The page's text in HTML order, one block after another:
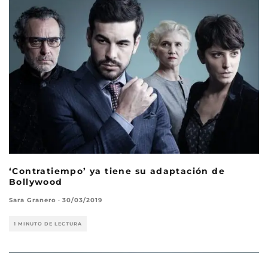
‘Contratiempo’ ya tiene su adaptación de
Bollywood
Sara Granero · 30/03/2019
1 MINUTO DE LECTURA